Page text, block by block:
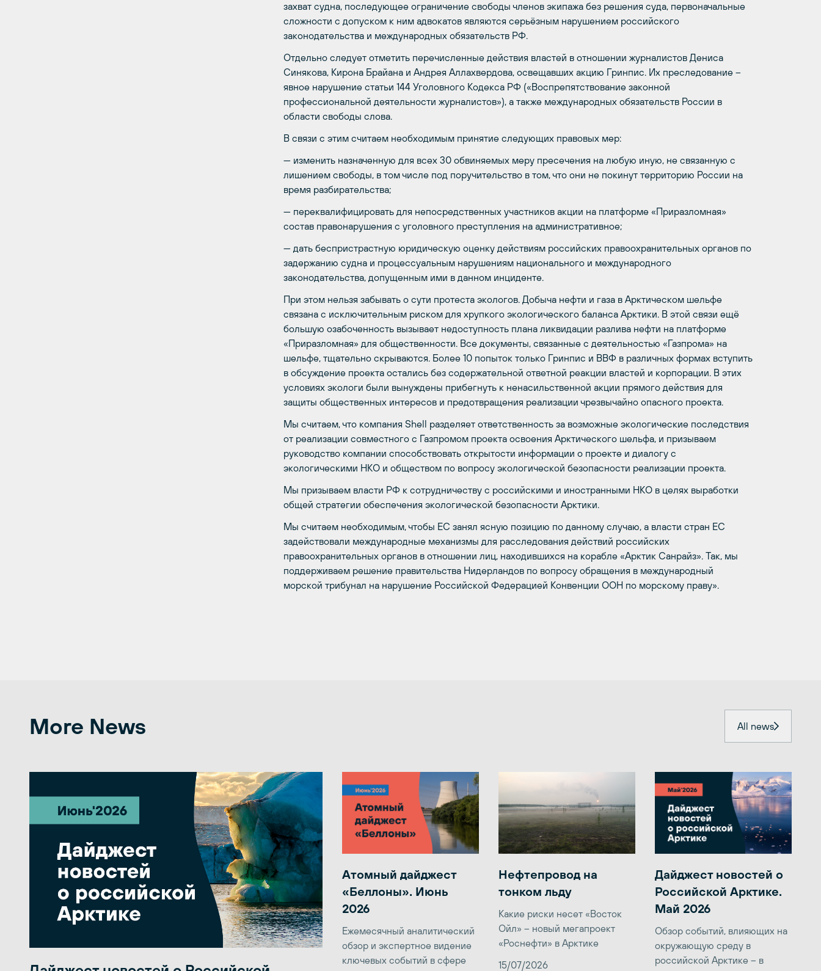
захват судна, последующее ограничение свободы членов экипажа без решения суда, первоначальные
сложности с допуском к ним адвокатов являются серьёзным нарушением российского
законодательства и международных обязательств РФ.
Отдельно следует отметить перечисленные действия властей в отношении журналистов Дениса
Синякова, Кирона Брайана и Андрея Аллахвердова, освещавших акцию Гринпис. Их преследование –
явное нарушение статьи 144 Уголовного Кодекса РФ («Воспрепятствование законной
профессиональной деятельности журналистов»), а также международных обязательств России в
области свободы слова.
В связи с этим считаем необходимым принятие следующих правовых мер:
— изменить назначенную для всех 30 обвиняемых меру пресечения на любую иную, не связанную с
лишением свободы, в том числе под поручительство в том, что они не покинут территорию России на
время разбирательства;
— переквалифицировать для непосредственных участников акции на платформе «Приразломная»
состав правонарушения с уголовного преступления на административное;
— дать беспристрастную юридическую оценку действиям российских правоохранительных органов по
задержанию судна и процессуальным нарушениям национального и международного
законодательства, допущенным ими в данном инциденте.
При этом нельзя забывать о сути протеста экологов. Добыча нефти и газа в Арктическом шельфе
связана с исключительным риском для хрупкого экологического баланса Арктики. В этой связи ещё
большую озабоченность вызывает недоступность плана ликвидации разлива нефти на платформе
«Приразломная» для общественности. Все документы, связанные с деятельностью «Газпрома» на
шельфе, тщательно скрываются. Более 10 попыток только Гринпис и ВВФ в различных формах вступить
в обсуждение проекта остались без содержательной ответной реакции властей и корпорации. В этих
условиях экологи были вынуждены прибегнуть к ненасильственной акции прямого действия для
защиты общественных интересов и предотвращения реализации чрезвычайно опасного проекта.
Мы считаем, что компания Shell разделяет ответственность за возможные экологические последствия
от реализации совместного с Газпромом проекта освоения Арктического шельфа, и призываем
руководство компании способствовать открытости информации о проекте и диалогу с
экологическими НКО и обществом по вопросу экологической безопасности реализации проекта.
Мы призываем власти РФ к сотрудничеству с российскими и иностранными НКО в целях выработки
общей стратегии обеспечения экологической безопасности Арктики.
Мы считаем необходимым, чтобы ЕС занял ясную позицию по данному случаю, а власти стран ЕС
задействовали международные механизмы для расследования действий российских
правоохранительных органов в отношении лиц, находившихся на корабле «Арктик Санрайз». Так, мы
поддерживаем решение правительства Нидерландов по вопросу обращения в международный
морской трибунал на нарушение Российской Федерацией Конвенции ООН по морскому праву».
More News All news
Атомный дайджест
«Беллоны». Июнь
2026
Ежемесячный аналитический
обзор и экспертное видение
ключевых событий в сфере
Нефтепровод на
тонком льду
Какие риски несет «Восток
Ойл» – новый мегапроект
«Роснефти» в Арктике
15/07/2026
Дайджест новостей о
Российской Арктике.
Май 2026
Обзор событий, влияющих на
окружающую среду в
российской Арктике – в